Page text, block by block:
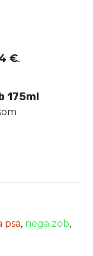
€.
175ml
psa, nega zob,